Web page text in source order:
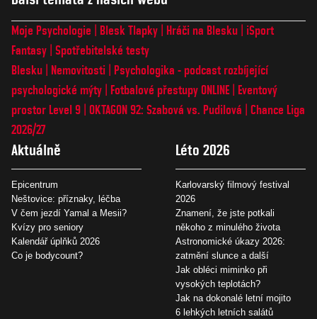
Moje Psychologie Blesk Tlapky Hráči na Blesku
iSport
Fantasy Spotřebitelské testy
Blesku
Nemovitosti
Psychologika - podcast rozbíjející
psychologické mýty
Fotbalové přestupy ONLINE
Eventový
prostor Level 9 OKTAGON 92: Szabová vs. Pudilová
Chance Liga
2026/27
Aktuálně
Epicentrum
Neštovice: příznaky, léčba
V čem jezdí Yamal a Mesii?
Kvízy pro seniory
Kalendář úplňků 2026
Co je bodycount?
Léto 2026
Karlovarský filmový festival
2026
Znamení, že jste potkali
někoho z minulého života
Astronomické úkazy 2026:
zatmění slunce a další
Jak obléci miminko při
vysokých teplotách?
Jak na dokonalé letní mojito
6 lehkých letních salátů